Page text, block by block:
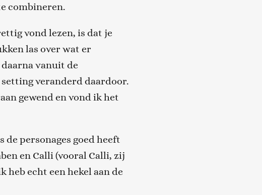
combineren.
vondlezen, is dat je
las over wat er
vanuit de
setting veranderd daardoor.
gewendenvond ik het
personages goed heeft
en Calli(vooral Calli, zij
heb echt een hekel aan de